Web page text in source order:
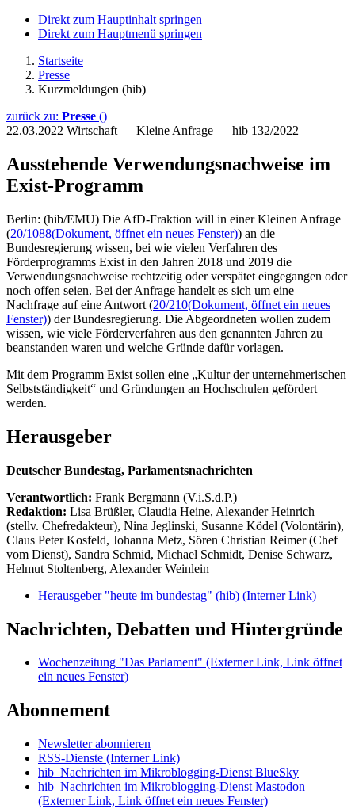
Direkt zum Hauptinhalt springen
Direkt zum Hauptmenü springen
Startseite
Presse
Kurzmeldungen (hib)
zurück zu: Presse ()
22.03.2022 Wirtschaft — Kleine Anfrage — hib 132/2022
Ausstehende Verwendungsnachweise im
Exist-Programm
Berlin: (hib/EMU) Die AfD-Fraktion will in einer Kleinen Anfrage
(20/1088(Dokument, öffnet ein neues Fenster)) an die
Bundesregierung wissen, bei wie vielen Verfahren des
Förderprogramms Exist in den Jahren 2018 und 2019 die
Verwendungsnachweise rechtzeitig oder verspätet eingegangen oder
noch offen seien. Bei der Anfrage handelt es sich um eine
Nachfrage auf eine Antwort (20/210(Dokument, öffnet ein neues
Fenster)) der Bundesregierung. Die Abgeordneten wollen zudem
wissen, wie viele Förderverfahren aus den genannten Jahren zu
beanstanden waren und welche Gründe dafür vorlagen.
Mit dem Programm Exist sollen eine „Kultur der unternehmerischen
Selbstständigkeit“ und Gründungen an Hochschulen gefördert
werden.
Herausgeber
Deutscher Bundestag, Parlamentsnachrichten
Verantwortlich: Frank Bergmann (V.i.S.d.P.)
Redaktion: Lisa Brüßler, Claudia Heine, Alexander Heinrich
(stellv. Chefredakteur), Nina Jeglinski, Susanne Ködel (Volontärin),
Claus Peter Kosfeld, Johanna Metz, Sören Christian Reimer (Chef
vom Dienst), Sandra Schmid, Michael Schmidt, Denise Schwarz,
Helmut Stoltenberg, Alexander Weinlein
Herausgeber "heute im bundestag" (hib) (Interner Link)
Nachrichten, Debatten und Hintergründe
Wochenzeitung "Das Parlament" (Externer Link, Link öffnet
ein neues Fenster)
Abonnement
Newsletter abonnieren
RSS-Dienste (Interner Link)
hib_Nachrichten im Mikroblogging-Dienst BlueSky
hib_Nachrichten im Mikroblogging-Dienst Mastodon
(Externer Link, Link öffnet ein neues Fenster)